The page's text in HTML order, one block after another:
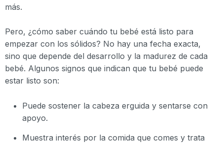
más.
Pero, ¿cómo saber cuándo tu bebé está listo para
empezar con los sólidos? No hay una fecha exacta,
sino que depende del desarrollo y la madurez de cada
bebé. Algunos signos que indican que tu bebé puede
estar listo son:
Puede sostener la cabeza erguida y sentarse con
apoyo.
Muestra interés por la comida que comes y trata